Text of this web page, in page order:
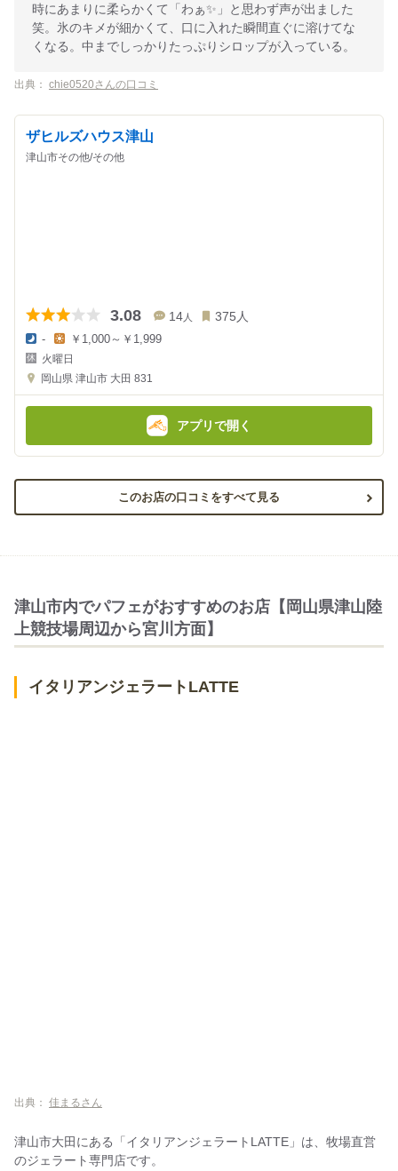
時にあまりに柔らかくて「わぁ✨」と思わず声が出ました
笑。氷のキメが細かくて、口に入れた瞬間直ぐに溶けてな
くなる。中までしっかりたっぷりシロップが入っている。
出典： chie0520さんの口コミ
ザヒルズハウス津山
津山市その他/その他
3.08 14人 375人
夜
の
金
-
昼
の
金
額
￥1,000～￥1,999
火曜日
岡山県 津山市 大田 831
アプリで開く
このお店の口コミをすべて見る
津山市内でパフェがおすすめのお店【岡山県津山陸
上競技場周辺から宮川方面】
イタリアンジェラートLATTE
出典： 佳まるさん
津山市大田にある「イタリアンジェラートLATTE」は、牧場直営
のジェラート専門店です。